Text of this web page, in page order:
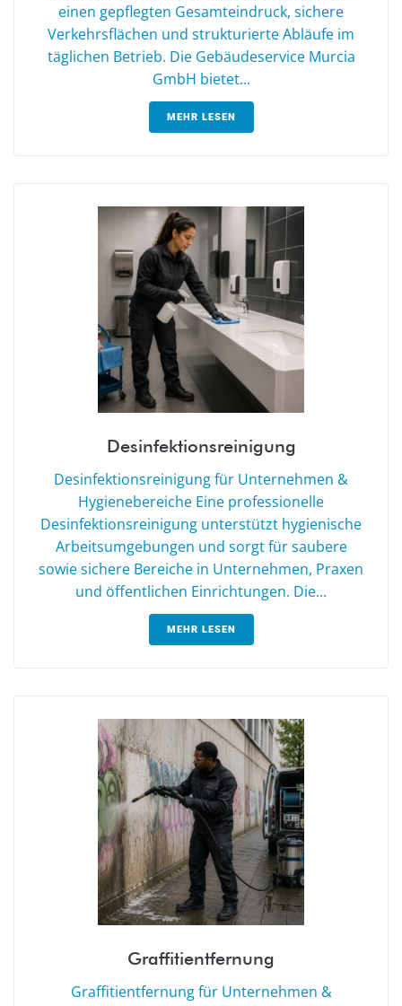
einen gepflegten Gesamteindruck, sichere
Verkehrsflächen und strukturierte Abläufe im
täglichen Betrieb. Die Gebäudeservice Murcia
GmbH bietet...
MEHR LESEN
Desinfektionsreinigung
Desinfektionsreinigung für Unternehmen &
Hygienebereiche Eine professionelle
Desinfektionsreinigung unterstützt hygienische
Arbeitsumgebungen und sorgt für saubere
sowie sichere Bereiche in Unternehmen, Praxen
und öffentlichen Einrichtungen. Die...
MEHR LESEN
Graffitientfernung
Graffitientfernung für Unternehmen &